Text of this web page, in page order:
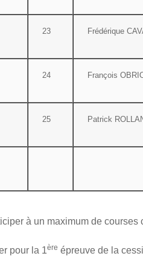
23 Frédérique
24 François
25 Patrick
à un maximum de courses
pour la 1ère épreuve de la